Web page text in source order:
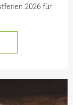
2026 für